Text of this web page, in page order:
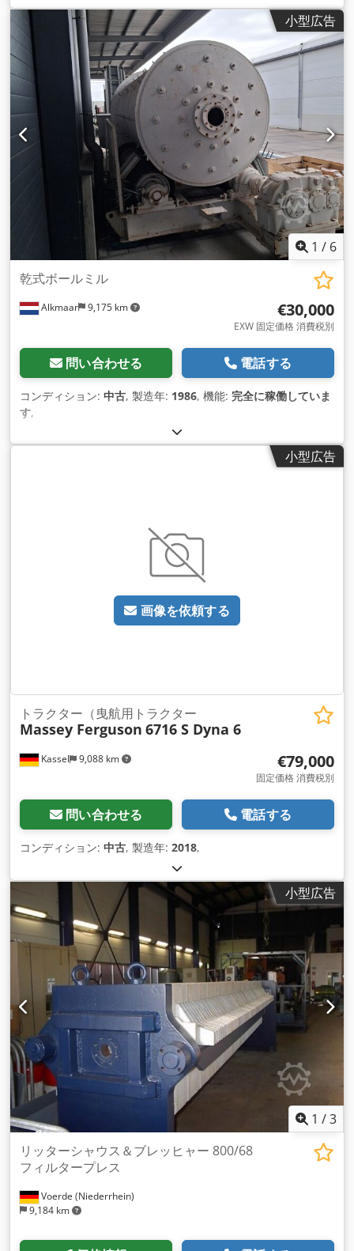
ステンレスタンク3基搭載。 100mm厚のロックウールで断熱
し、平板で仕上げる。 Csdpfei E Abisx Agujrf 底面は35度の円
錐形で、出口は4インチです。 マンホール付きKlöfferトップ。
強力なトップマウント攪拌機。 37kwの攪拌機。 AISI 316。
小型広告
1 / 6
Alkmaar 9,175 km
乾式ボールミル
€30,000
EXW 固定価格 消費税別
問い合わせる 電話する
コンディション: 中古, 製造年: 1986, 機能: 完全に稼働していま
す,
小型広告
画像を依頼する
Kassel 9,088 km
トラクター（曳航用トラクター
Massey Ferguson 6716 S Dyna 6
€79,000
固定価格 消費税別
問い合わせる 電話する
コンディション: 中古, 製造年: 2018,
小型広告
1 /3
Voerde (Niederrhein)
9,184 km
リッターシャウス＆ブレッヒャー 800/68
フィルタープレス